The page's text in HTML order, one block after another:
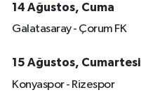
14 Ağustos, Cuma
Galatasaray - Çorum FK
15 Ağustos, Cumartesi
Konyaspor - Rizespor